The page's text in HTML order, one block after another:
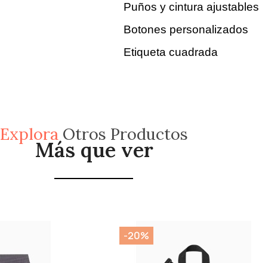
Puños y cintura ajustables
Botones personalizados
Etiqueta cuadrada
ExploraOtros Productos
Más que ver